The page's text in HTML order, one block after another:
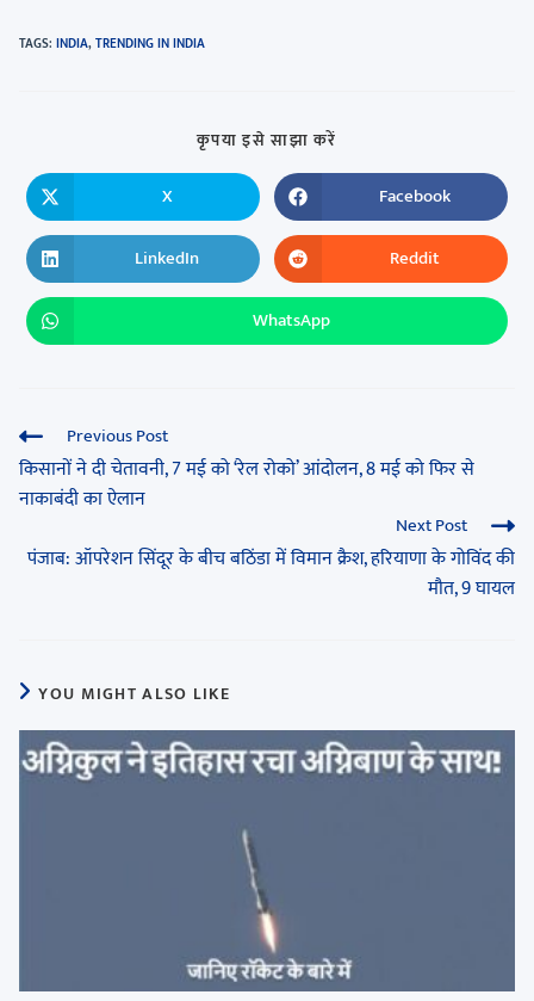
TAGS: INDIA,TRENDING IN INDIA
कृपया इसे साझा करें
X Facebook
LinkedIn Reddit
WhatsApp
Previous Post
किसानों ने दी चेतावनी, 7 मई को ‘रेल रोको’ आंदोलन, 8 मई को फिर से
नाकाबंदी का ऐलान
Next Post
पंजाब: ऑपरेशन सिंदूर के बीच बठिंडा में विमान क्रैश, हरियाणा के गोविंद की
मौत, 9 घायल
YOU MIGHT ALSO LIKE